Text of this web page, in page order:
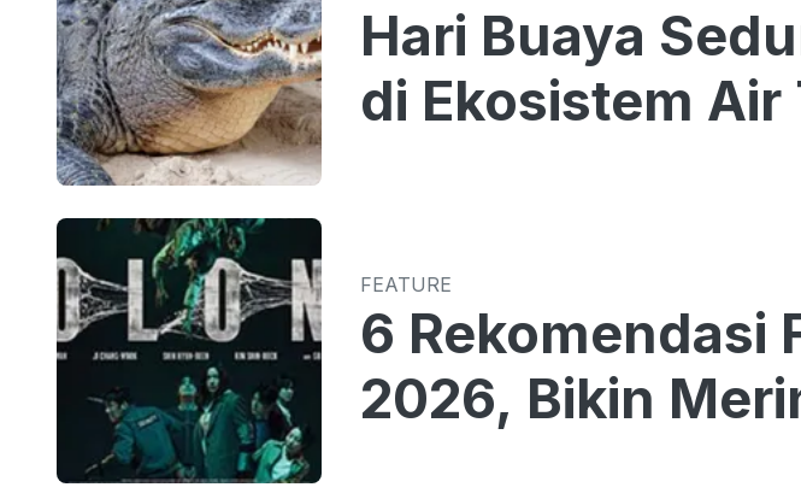
Hari Buaya
di Ekosistem Air
FEATURE
6 Rekomendasi
2026, Bikin